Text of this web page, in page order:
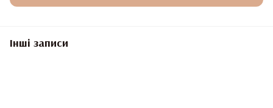
Інші записи